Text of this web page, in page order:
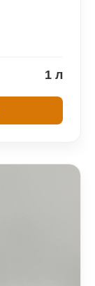
1 л